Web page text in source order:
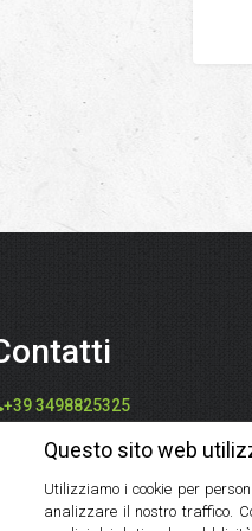
+39 3498825325
catiafari@yahoo.it
Via Tommaso Galleppini, 31,
47121 Forlì FC, Italia
Questo sito web
Utilizziamo i cookie per
analizzare il nostro traffico.